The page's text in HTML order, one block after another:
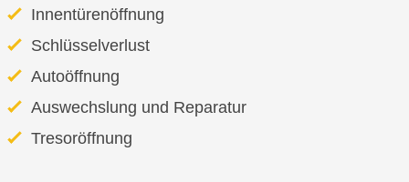
Innentürenöffnung
Schlüsselverlust
Autoöffnung
Auswechslung und Reparatur
Tresoröffnung